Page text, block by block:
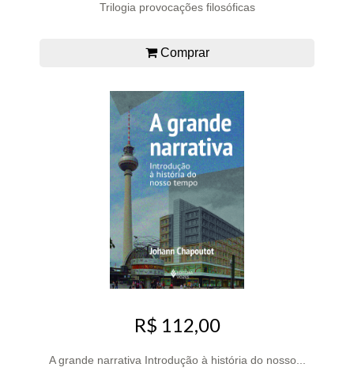
Trilogia provocações filosóficas
Comprar
R$ 112,00
A grande narrativa Introdução à história do nosso...